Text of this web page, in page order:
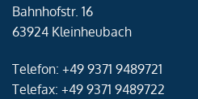
Bahnhofstr. 16
63924 Kleinheubach
Telefon: +49 9371 9489721
Telefax: +49 9371 9489722